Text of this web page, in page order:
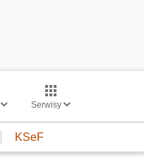
Serwisy
KSeF